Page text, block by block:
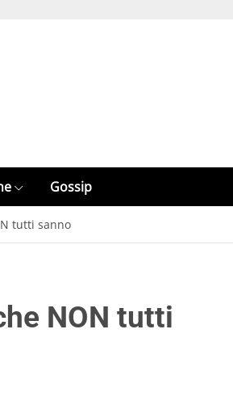
Gossip
tutti sanno
NON tutti